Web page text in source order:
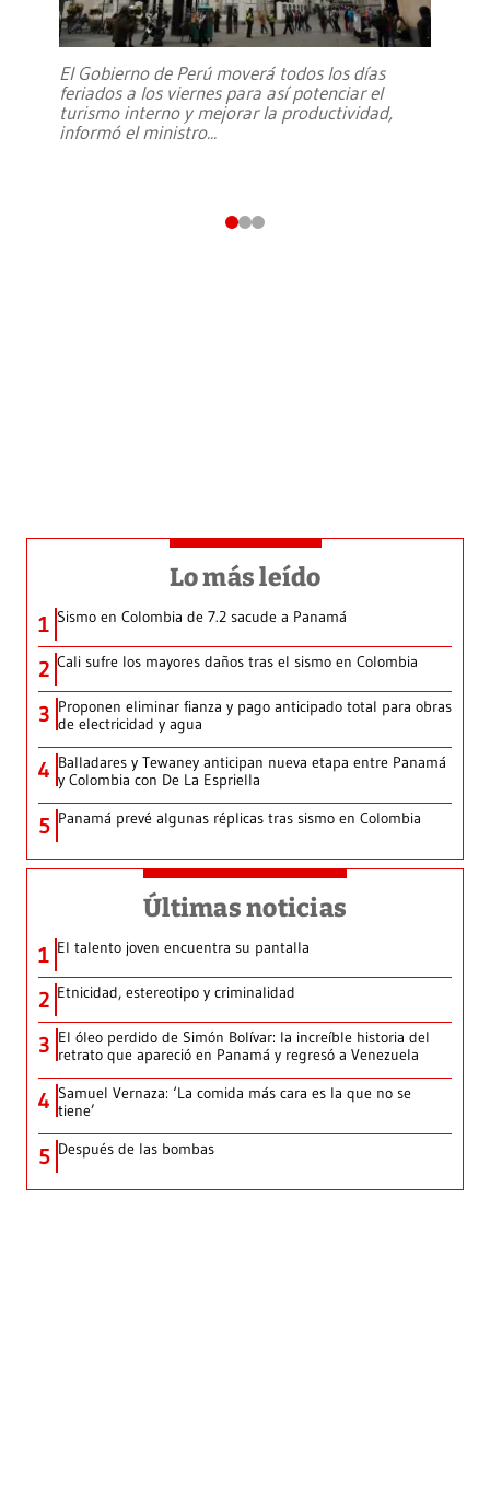
El Gobierno de Perú moverá todos los días
feriados a los viernes para así potenciar el
turismo interno y mejorar la productividad,
informó el ministro...
Lo más leído
1 Sismo en Colombia de 7.2 sacude a Panamá
2 Cali sufre los mayores daños tras el sismo en Colombia
3 Proponen eliminar fianza y pago anticipado total para obras
de electricidad y agua
4 Balladares y Tewaney anticipan nueva etapa entre Panamá
y Colombia con De La Espriella
5 Panamá prevé algunas réplicas tras sismo en Colombia
Últimas noticias
1 El talento joven encuentra su pantalla​
2 Etnicidad, estereotipo y criminalidad
3 El óleo perdido de Simón Bolívar: la increíble historia del
retrato que apareció en Panamá y regresó a Venezuela
4 Samuel Vernaza: ‘La comida más cara es la que no se
tiene’
5 Después de las bombas